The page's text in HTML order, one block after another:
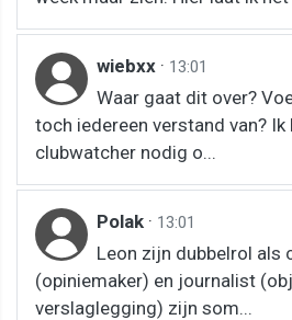
wiebxx · 13:01
Waar gaat dit over?
toch iedereen verstand van? Ik
clubwatcher nodig o...
Polak · 13:01
Leon zijn dubbelrol als
(opiniemaker) en journalist
verslaglegging) zijn som...